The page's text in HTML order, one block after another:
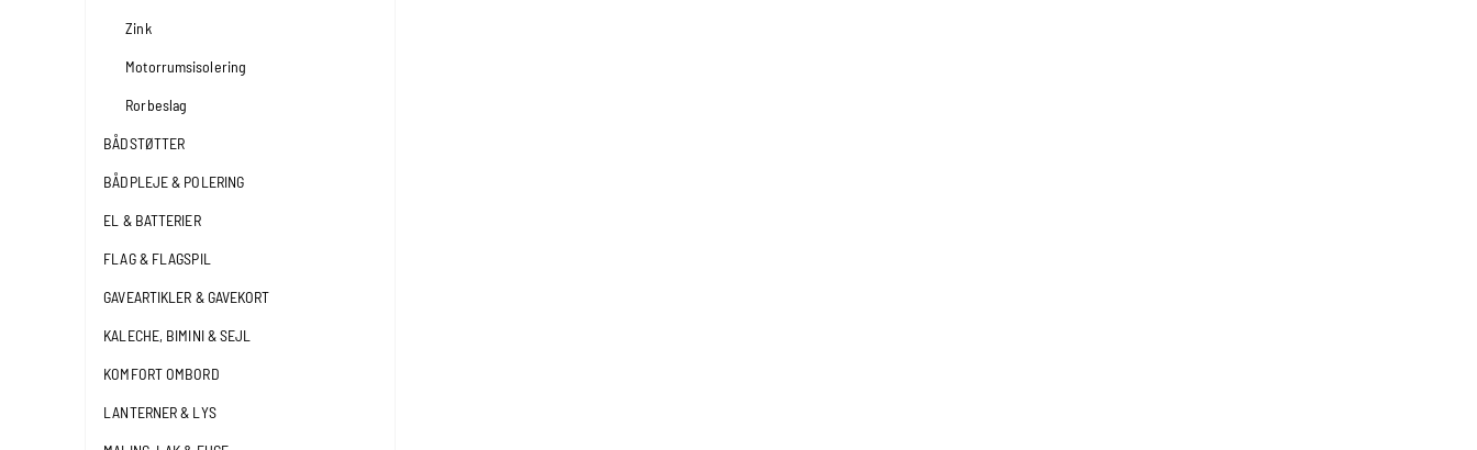
Zink
Motorrumsisolering
Rorbeslag
BÅDSTØTTER
BÅDPLEJE & POLERING
EL & BATTERIER
FLAG & FLAGSPIL
GAVEARTIKLER & GAVEKORT
KALECHE, BIMINI & SEJL
KOMFORT OMBORD
LANTERNER & LYS